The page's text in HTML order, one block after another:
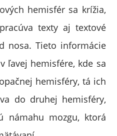
hemisfér sa krížia,
texty aj textové
nosa. Tieto informácie
ľavej hemisfére, kde sa
hemisféry, tá ich
do druhej hemisféry,
námahu mozgu, ktorá